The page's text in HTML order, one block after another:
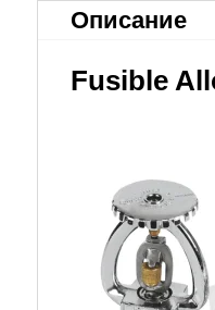
Описание
Fusible